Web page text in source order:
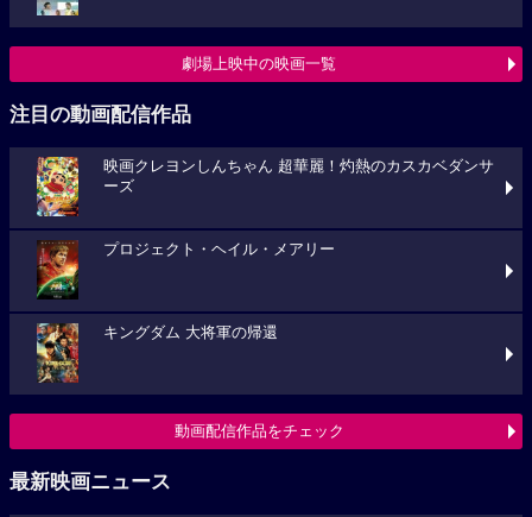
劇場上映中の映画一覧
注目の動画配信作品
映画クレヨンしんちゃん 超華麗！灼熱のカスカベダンサ
ーズ
プロジェクト・ヘイル・メアリー
キングダム 大将軍の帰還
動画配信作品をチェック
最新映画ニュース